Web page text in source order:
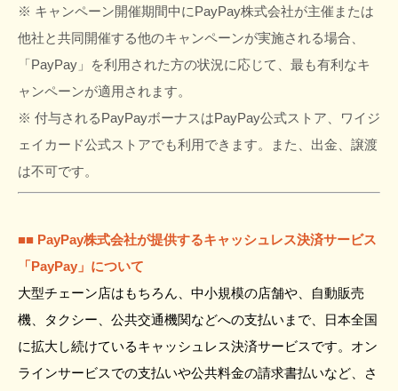
※ キャンペーン開催期間中にPayPay株式会社が主催または
他社と共同開催する他のキャンペーンが実施される場合、
「PayPay」を利用された方の状況に応じて、最も有利なキ
ャンペーンが適用されます。
※ 付与されるPayPayボーナスはPayPay公式ストア、ワイジ
ェイカード公式ストアでも利用できます。また、出金、譲渡
は不可です。
■■ PayPay株式会社が提供するキャッシュレス決済サービス
「PayPay」について
大型チェーン店はもちろん、中小規模の店舗や、自動販売
機、タクシー、公共交通機関などへの支払いまで、日本全国
に拡大し続けているキャッシュレス決済サービスです。オン
ラインサービスでの支払いや公共料金の請求書払いなど、さ